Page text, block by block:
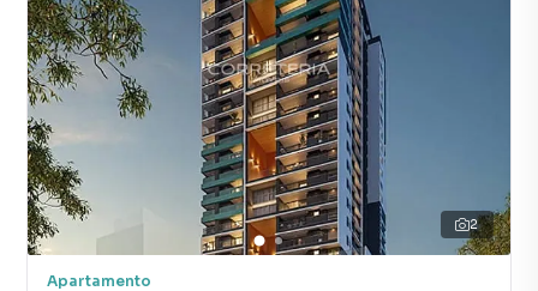
2
Apartamento